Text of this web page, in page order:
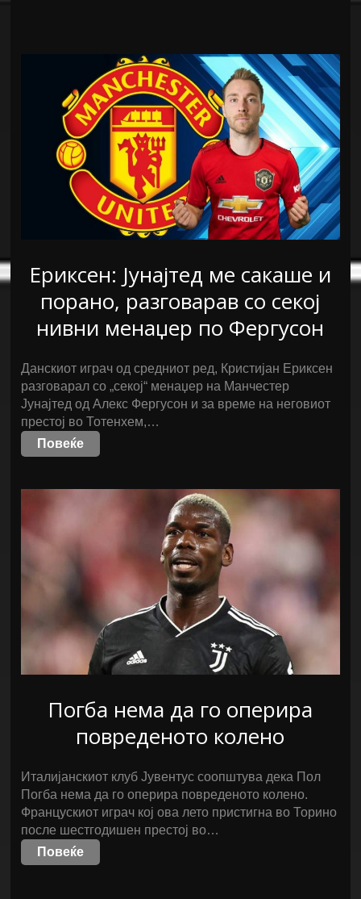
Ериксен: Јунајтед ме сакаше и
порано, разговарав со секој
нивни менаџер по Фергусон
Данскиот играч од средниот ред, Кристијан Ериксен
разговарал со „секој“ менаџер на Манчестер
Јунајтед од Алекс Фергусон и за време на неговиот
престој во Тотенхем,…
Повеќе
Погба нема да го оперира
повреденото колено
Италијанскиот клуб Јувентус соопштува дека Пол
Погба нема да го оперира повреденото колено.
Францускиот играч кој ова лето пристигна во Торино
после шестгодишен престој во…
Повеќе